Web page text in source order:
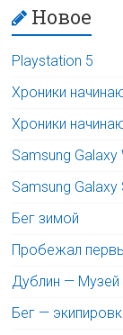
Новое
Playstation 5
Хроники
Хроники
Samsung Galaxy
Samsung Galaxy
Бег зимой
Пробежал
Дублин — Музей
Бег —